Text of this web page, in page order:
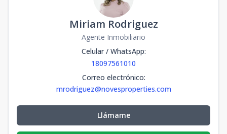
Miriam Rodriguez
Agente Inmobiliario
Celular / WhatsApp:
18097561010
Correo electrónico:
mrodriguez@novesproperties.com
Llámame